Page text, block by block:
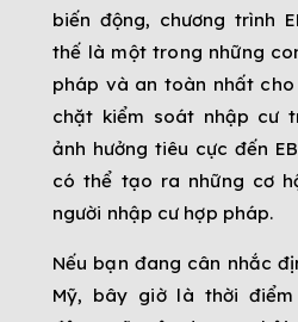
biến động, chương trình
thế là một trong những
pháp và an toàn nhất
chặt kiểm soát nhập cư
ảnh hưởng tiêu cực đến
có thể tạo ra những cơ
người nhập cư hợp pháp.
Nếu bạn đang cân nhắc
Mỹ, bây giờ là thời